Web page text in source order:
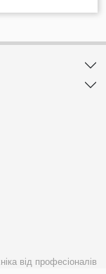
від професіоналів